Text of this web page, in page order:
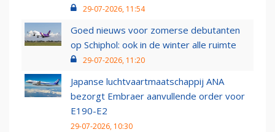
29-07-2026, 11:54
Goed nieuws voor zomerse debutanten
op Schiphol: ook in de winter alle ruimte
29-07-2026, 11:20
Japanse luchtvaartmaatschappij ANA
bezorgt Embraer aanvullende order voor
E190-E2
29-07-2026, 10:30